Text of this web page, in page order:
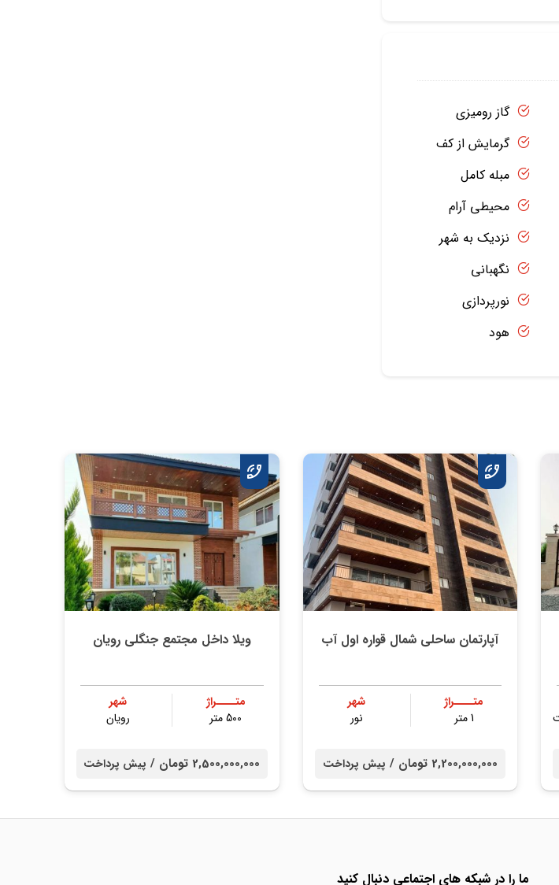
گاز رومیزی
گرمایش از کف
مبله کامل
محیطی آرام
نزدیک به شهر
نگهبانی
نورپردازی
هود
آپارتمان ساحلی شمال قواره اول آب
متــــراژ
1 متر
شهر
نور
2,200,000,000 تومان / پیش پرداخت
ویلا داخل مجتمع جنگلی رویان
متــــراژ
500 متر
شهر
رویان
2,500,000,000 تومان / پیش پرداخت
ما را در شبکه های اجتماعی دنبال کنید